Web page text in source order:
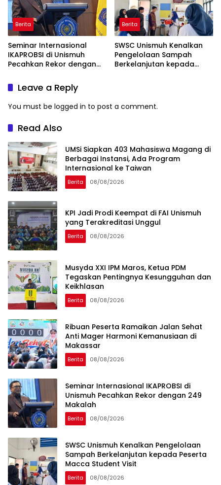
Berita
Seminar Internasional
IKAPROBSI di Unismuh
Pecahkan Rekor dengan
Berita
SWSC Unismuh Kenalkan
Pengelolaan Sampah
Berkelanjutan kepada
Leave a Reply
You must be logged in to post a comment.
Read Also
UMSi Siapkan 403 Mahasiswa Magang di
Berbagai Instansi, Ada Program
Internasional ke Taiwan
Berita 08/08/2026
KPI Jadi Prodi Keempat di FAI Unismuh
yang Terakreditasi Unggul
Berita 08/08/2026
Musyda XXI IPM Maros, Ketua PDM
Tegaskan Pentingnya Kesungguhan dan
Keikhlasan
Berita 08/08/2026
Ribuan Peserta Ramaikan Jalan Sehat
Anti Mager Harmoni Kemanusiaan di
Makassar
Berita 08/08/2026
Seminar Internasional IKAPROBSI di
Unismuh Pecahkan Rekor dengan 249
Makalah
Berita 08/08/2026
SWSC Unismuh Kenalkan Pengelolaan
Sampah Berkelanjutan kepada Peserta
Macca Student Visit
Berita 08/08/2026